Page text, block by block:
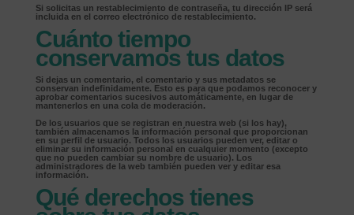
Si solicitas un restablecimiento de contraseña, tu dirección IP será
incluida en el correo electrónico de restablecimiento.
Cuánto tiempo
conservamos tus datos
Si dejas un comentario, el comentario y sus metadatos se
conservan indefinidamente. Esto es para que podamos reconocer y
aprobar comentarios sucesivos automáticamente, en lugar de
mantenerlos en una cola de moderación.
De los usuarios que se registran en nuestra web (si los hay),
también almacenamos la información personal que proporcionan
en su perfil de usuario. Todos los usuarios pueden ver, editar o
eliminar su información personal en cualquier momento (excepto
que no pueden cambiar su nombre de usuario). Los
administradores de la web también pueden ver y editar esa
información.
Qué derechos tienes